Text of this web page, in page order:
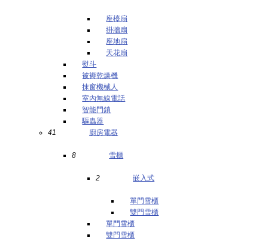
座檯扇
掛牆扇
座地扇
天花扇
熨斗
被褥乾燥機
抹窗機械人
室內無線電話
智能門鎖
驅蟲器
41
廚房電器
8 雪櫃
2 嵌入式
單門雪櫃
雙門雪櫃
單門雪櫃
雙門雪櫃